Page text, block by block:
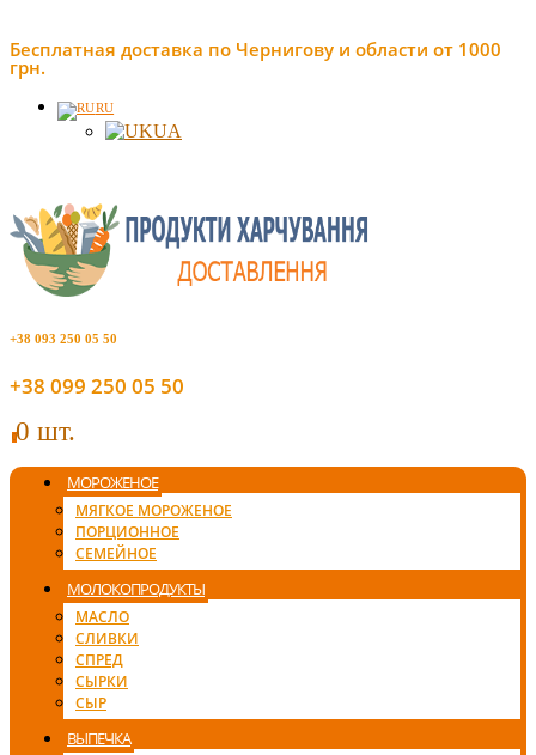
Бесплатная доставка по Чернигову и области от 1000
грн.
RU
UA
+38 093 250 05 50
+38 099 250 05 50
00 шт.
МОРОЖЕНОЕ
МЯГКОЕ МОРОЖЕНОЕ
ПОРЦИОННОЕ
СЕМЕЙНОЕ
МОЛОКОПРОДУКТЫ
МАСЛО
СЛИВКИ
СПРЕД
СЫРКИ
СЫР
ВЫПЕЧКА